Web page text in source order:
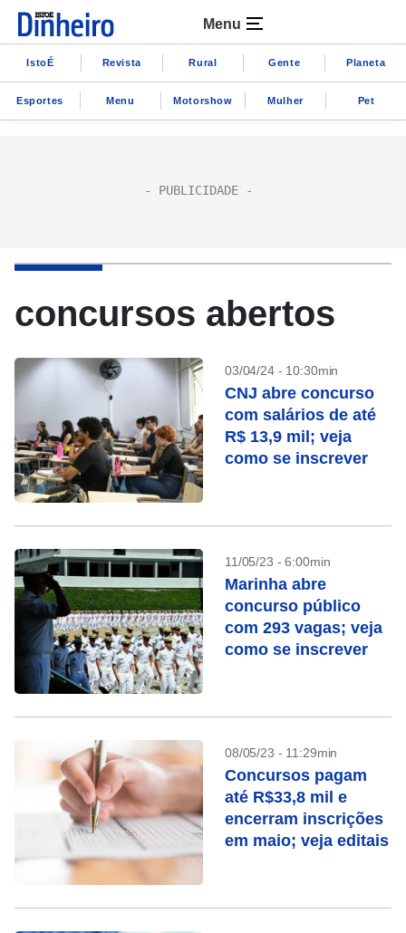
Menu
IstoÉ Revista Rural Gente Planeta
Esportes Menu Motorshow Mulher Pet
concursos abertos
03/04/24 - 10:30min
CNJ abre concurso
com salários de até
R$ 13,9 mil; veja
como se inscrever
11/05/23 - 6:00min
Marinha abre
concurso público
com 293 vagas; veja
como se inscrever
08/05/23 - 11:29min
Concursos pagam
até R$33,8 mil e
encerram inscrições
em maio; veja editais